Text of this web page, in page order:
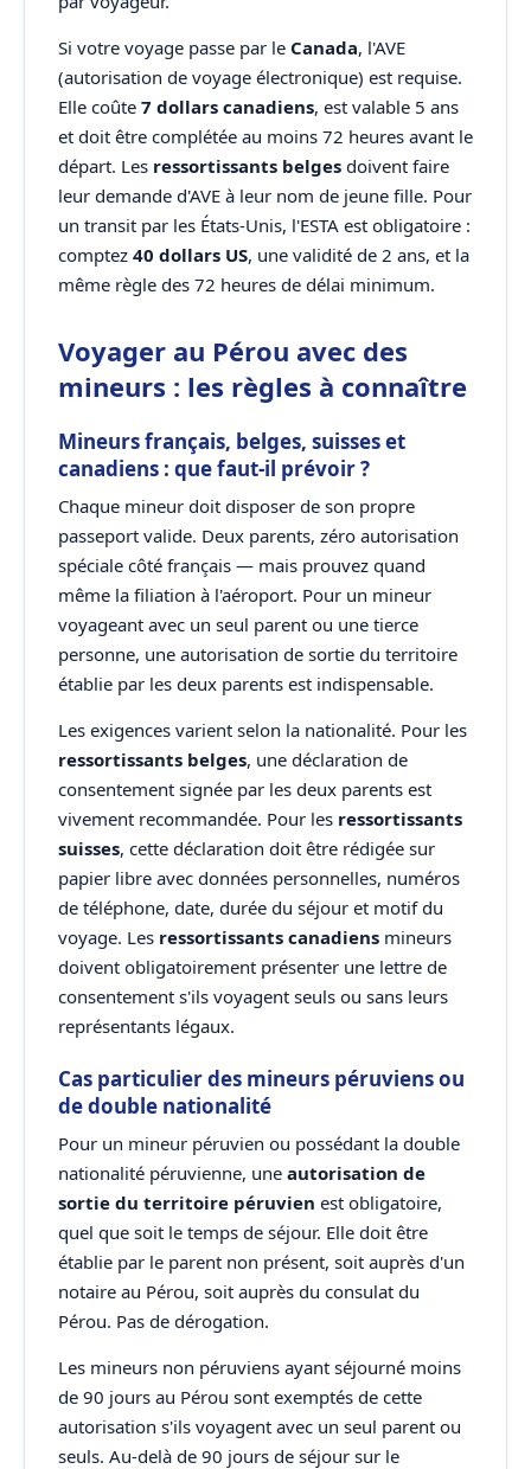
Si votre voyage passe par le Canada, l'AVE
(autorisation de voyage électronique) est requise.
Elle coûte 7 dollars canadiens, est valable 5 ans
et doit être complétée au moins 72 heures avant le
départ. Les ressortissants belges doivent faire
leur demande d'AVE à leur nom de jeune fille. Pour
un transit par les États-Unis, l'ESTA est obligatoire :
comptez 40 dollars US, une validité de 2 ans, et la
même règle des 72 heures de délai minimum.
Voyager au Pérou avec des
mineurs : les règles à connaître
Mineurs français, belges, suisses et
canadiens : que faut-il prévoir ?
Chaque mineur doit disposer de son propre
passeport valide. Deux parents, zéro autorisation
spéciale côté français — mais prouvez quand
même la filiation à l'aéroport. Pour un mineur
voyageant avec un seul parent ou une tierce
personne, une autorisation de sortie du territoire
établie par les deux parents est indispensable.
Les exigences varient selon la nationalité. Pour les
ressortissants belges, une déclaration de
consentement signée par les deux parents est
vivement recommandée. Pour les ressortissants
suisses, cette déclaration doit être rédigée sur
papier libre avec données personnelles, numéros
de téléphone, date, durée du séjour et motif du
voyage. Les ressortissants canadiens mineurs
doivent obligatoirement présenter une lettre de
consentement s'ils voyagent seuls ou sans leurs
représentants légaux.
Cas particulier des mineurs péruviens ou
de double nationalité
Pour un mineur péruvien ou possédant la double
nationalité péruvienne, une autorisation de
sortie du territoire péruvien est obligatoire,
quel que soit le temps de séjour. Elle doit être
établie par le parent non présent, soit auprès d'un
notaire au Pérou, soit auprès du consulat du
Pérou. Pas de dérogation.
Les mineurs non péruviens ayant séjourné moins
de 90 jours au Pérou sont exemptés de cette
autorisation s'ils voyagent avec un seul parent ou
seuls. Au-delà de 90 jours de séjour sur le